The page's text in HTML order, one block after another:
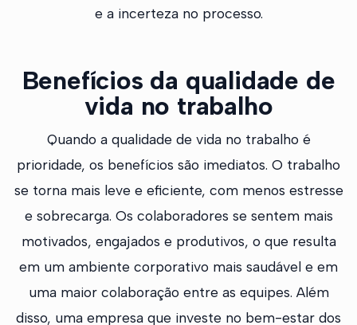
e a incerteza no processo.
Benefícios da qualidade de
vida no trabalho
Quando a qualidade de vida no trabalho é
prioridade, os benefícios são imediatos. O trabalho
se torna mais leve e eficiente, com menos estresse
e sobrecarga. Os colaboradores se sentem mais
motivados, engajados e produtivos, o que resulta
em um ambiente corporativo mais saudável e em
uma maior colaboração entre as equipes. Além
disso, uma empresa que investe no bem-estar dos